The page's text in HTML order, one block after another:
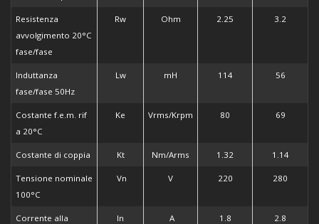
Resistenza
avvolgimento 20°C
fase/fase
Rw Ohm 2.25 3.2
Induttanza
fase/fase 50Hz
Lw mH 114 56
Costante f.e.m. rif
a 20°C
Ke Vrms/Krpm 80 69
Costante di coppia Kt Nm/Arms 1.32 1.14
Tensione nominale
100°C
Vn V 220 280
Corrente alla
In A 1.8 2.8